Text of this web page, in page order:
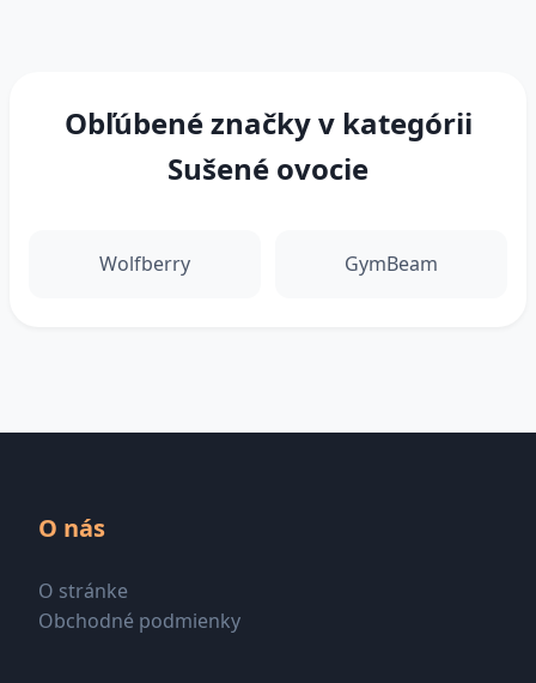
Obľúbené značky v kategórii
Sušené ovocie
Wolfberry GymBeam
O nás
O stránke
Obchodné podmienky